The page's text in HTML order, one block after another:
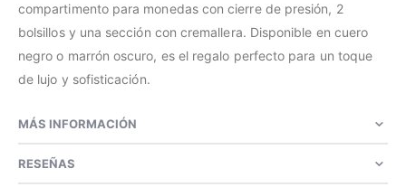
compartimento para monedas con cierre de presión, 2
bolsillos y una sección con cremallera. Disponible en cuero
negro o marrón oscuro, es el regalo perfecto para un toque
de lujo y sofisticación.
MÁS INFORMACIÓN
RESEÑAS